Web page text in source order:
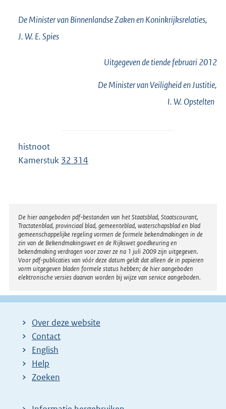
De Minister van Binnenlandse Zaken en Koninkrijksrelaties,
J. W. E.Spies
Uitgegeven detiendefebruari 2012
De Minister van Veiligheid en Justitie,
I. W. Opstelten
histnoot
Kamerstuk 32 314
Disclaimer
De hier aangeboden pdf-bestanden van het Staatsblad, Staatscourant,
Tractatenblad, provinciaal blad, gemeenteblad, waterschapsblad en blad
gemeenschappelijke regeling vormen de formele bekendmakingen in de
zin van de Bekendmakingswet en de Rijkswet goedkeuring en
bekendmaking verdragen voor zover ze na 1 juli 2009 zijn uitgegeven.
Voor pdf-publicaties van vóór deze datum geldt dat alleen de in papieren
vorm uitgegeven bladen formele status hebben; de hier aangeboden
elektronische versies daarvan worden bij wijze van service aangeboden.
Over deze website
Contact
English
Help
Zoeken